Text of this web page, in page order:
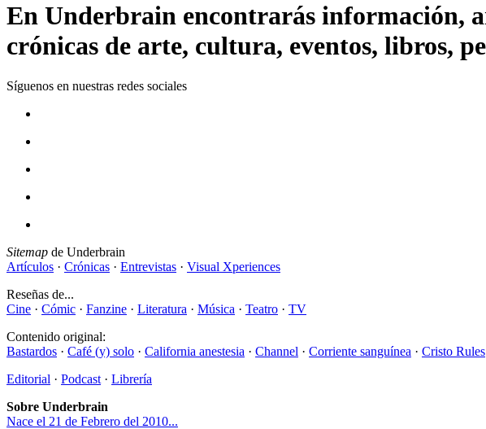
En Underbrain encontrarás información,
crónicas de arte, cultura, eventos, libros,
Síguenos en nuestras redes sociales
Sitemap de Underbrain
Artículos · Crónicas · Entrevistas · Visual Xperiences
Reseñas de...
Cine · Cómic · Fanzine · Literatura · Música · Teatro · TV
Contenido original:
Bastardos · Café (y) solo · California anestesia · Channel · Corriente sanguínea · Cristo Rules
Editorial · Podcast · Librería
Sobre Underbrain
Nace el 21 de Febrero del 2010...